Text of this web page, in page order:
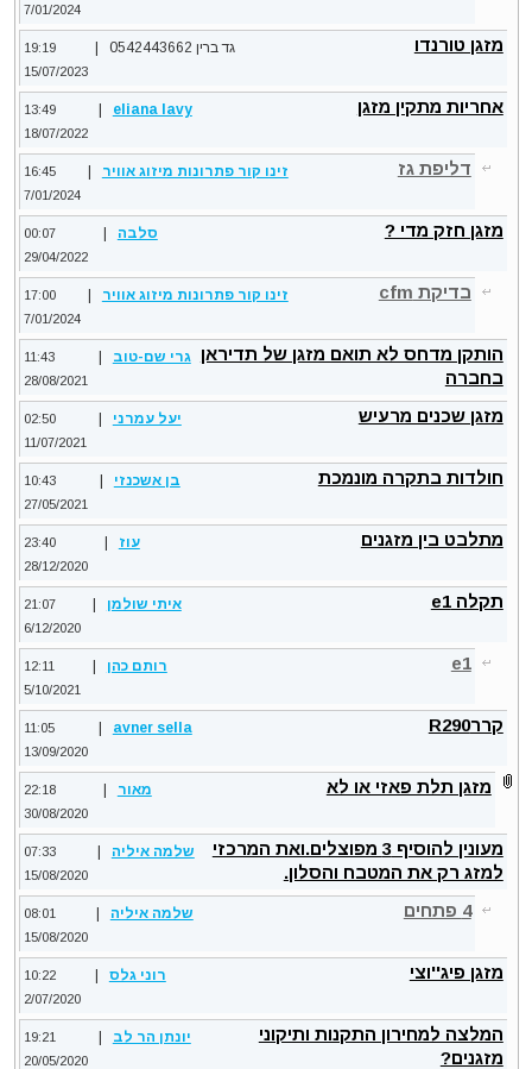
7/01/2024
מזגן טורנדו גד ברין 0542443662 |
19:19
15/07/2023
אחריות מתקין מזגן eliana lavy
|
13:49
18/07/2022
דליפת גז זינו קור פתרונות מיזוג אוויר |
16:45
7/01/2024
מזגן חזק מדי ? סלבה |
00:07
29/04/2022
בדיקת cfm זינו קור פתרונות מיזוג אוויר |
17:00
7/01/2024
הותקן מדחס לא תואם מזגן של תדיראן
בחברה
גרי שם-טוב |
11:43
28/08/2021
מזגן שכנים מרעיש יעל עמרני |
02:50
11/07/2021
חולדות בתקרה מונמכת בן אשכנזי |
10:43
27/05/2021
מתלבט בין מזגנים עוז |
23:40
28/12/2020
תקלה e1 איתי שולמן |
21:07
6/12/2020
e1 רותם כהן |
12:11
5/10/2021
קררR290 avner sella
|
11:05
13/09/2020
מזגן תלת פאזי או לא מאור |
22:18
30/08/2020
מעונין להוסיף 3 מפוצלים.ואת המרכזי
למזג רק את המטבח והסלון.
שלמה איליה |
07:33
15/08/2020
4 פתחים שלמה איליה |
08:01
15/08/2020
מזגן פיג''וצי רוני גלס |
10:22
2/07/2020
המלצה למחירון התקנות ותיקוני
מזגנים?
יונתן הר לב |
19:21
20/05/2020